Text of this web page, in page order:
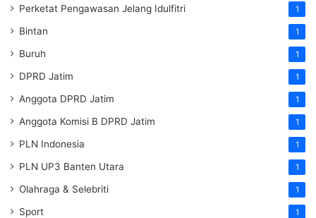
Perketat Pengawasan Jelang Idulfitri 1
Bintan 1
Buruh 1
DPRD Jatim 1
Anggota DPRD Jatim 1
Anggota Komisi B DPRD Jatim 1
PLN Indonesia 1
PLN UP3 Banten Utara 1
Olahraga & Selebriti 1
Sport 1